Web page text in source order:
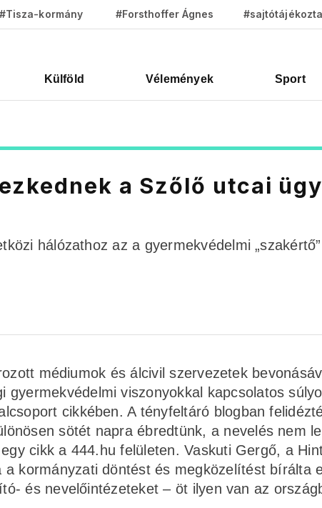
#Tisza-kormány #Forsthoffer Ágnes
Külföld Vélemények Sport
a Szőlő utcai
hálózathoz az a gyermekvédelmi
médiumok és álcivil szervezetek
gyermekvédelmi viszonyokkal kapcsolatos
cikkében. A tényfeltáró blogban
sötét napra ébredtünk, a nevelés nem
cikk a 444.hu felületen. Vaskuti Gergő, a
kormányzati döntést és megközelítést bírálta
és nevelőintézeteket – öt ilyen van az